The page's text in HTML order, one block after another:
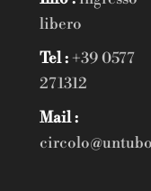
libero
Tel :+39 0577
271312
Mail :